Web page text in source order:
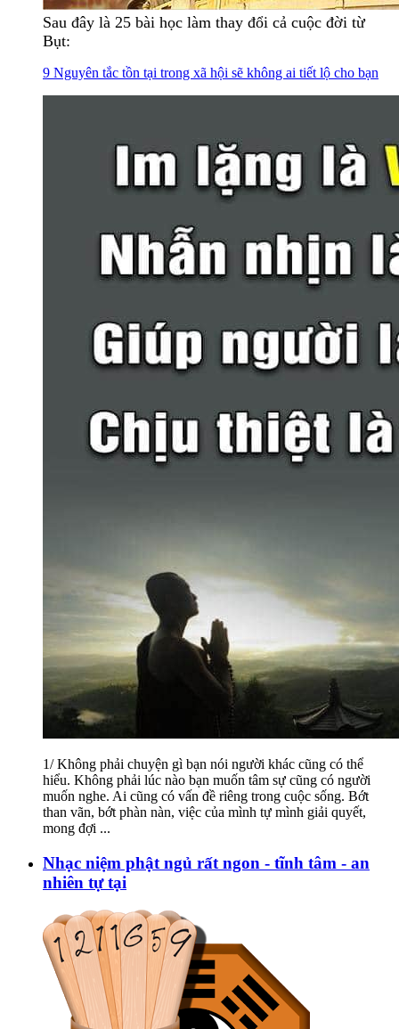
Sau đây là 25 bài học làm thay đổi cả cuộc đời từ
Bụt:
9 Nguyên tắc tồn tại trong xã hội sẽ không ai tiết lộ cho bạn
1/ Không phải chuyện gì bạn nói người khác cũng có thể
hiểu. Không phải lúc nào bạn muốn tâm sự cũng có người
muốn nghe. Ai cũng có vấn đề riêng trong cuộc sống. Bớt
than vãn, bớt phàn nàn, việc của mình tự mình giải quyết,
mong đợi ...
Nhạc niệm phật ngủ rất ngon - tĩnh tâm - an
nhiên tự tại